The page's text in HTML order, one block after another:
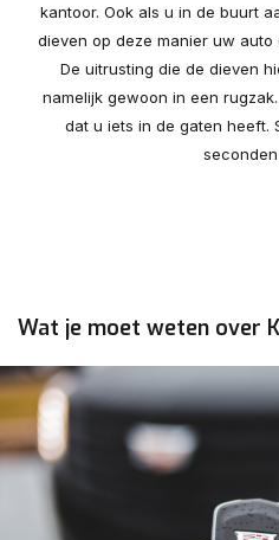
kantoor. Ook als u in de buurt
dieven op deze manier uw
De uitrusting die de dieven
namelijk gewoon in een
dat u iets in de gaten heeft.
Wat je moet weten over